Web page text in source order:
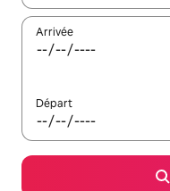
Arrivée
Départ